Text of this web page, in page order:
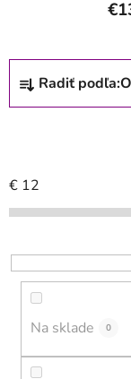
R
d
i
e
r
o
Radiť podľa:
€ 12
Na sklade 0